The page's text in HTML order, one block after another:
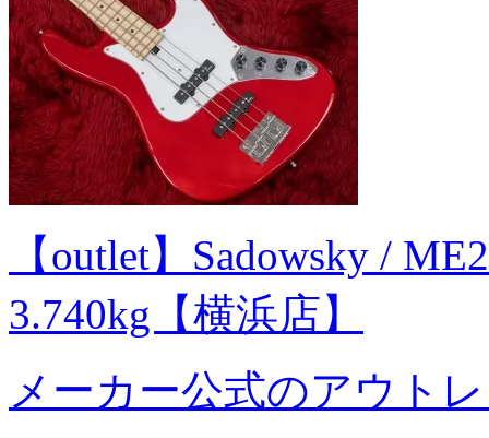
【outlet】Sadowsky /
3.740kg【横浜店】
メーカー公式のアウト